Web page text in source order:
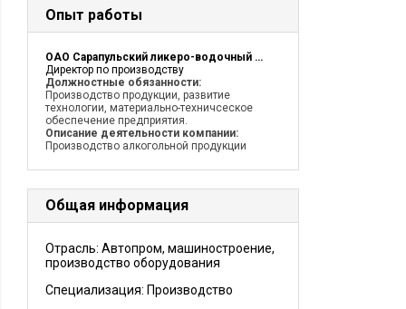
Опыт работы
ОАО Сарапульский ликеро-водочный завод
Директор по производству
Должностные обязанности:
Производство продукции, развитие
технологии, материально-техничсеское
обеспечение предприятия.
Описание деятельности компании:
Производство алкогольной продукции
Общая информация
Отрасль: Автопром, машиностроение,
производство оборудования
Специализация: Производство